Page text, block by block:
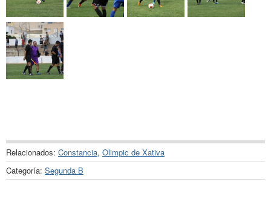
Relacionados: Constancia, Olimpic de Xativa
Categoría: Segunda B